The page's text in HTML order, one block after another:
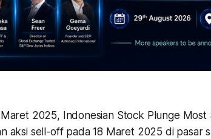
2025, Indonesian Stock Plunge Most
aksi sell-off pada 18 Maret 2025 di pasar